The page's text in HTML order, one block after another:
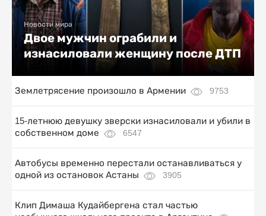
Новости мира
Двое мужчин ограбили и
изнасиловали женщину после ДТП
Землетрясение произошло в Армении 9753
15-летнюю девушку зверски изнасиловали и убили в
собственном доме
6547
Автобусы временно перестали останавливаться у
одной из остановок Астаны
3905
Клип Димаша Кудайбергена стал частью